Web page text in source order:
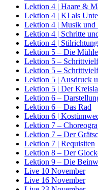
Lektion 4 | Haare &
Lektion 4 | KI als
Lektion 4 | Musik und
Lektion 4 | Schritte
Lektion 4 |
Lektion 5 – Die Mühle
Lektion 5 –
Lektion 5 –
Lektion 5 | Ausdruck
Lektion 5 | Der
Lektion 6 –
Lektion 6 – Das Rad
Lektion 6 |
Lektion 7 –
Lektion 7 – Der
Lektion 7 | Requisiten
Lektion 8 – Der
Lektion 9 – Die
Live 10 November
Live 16 November